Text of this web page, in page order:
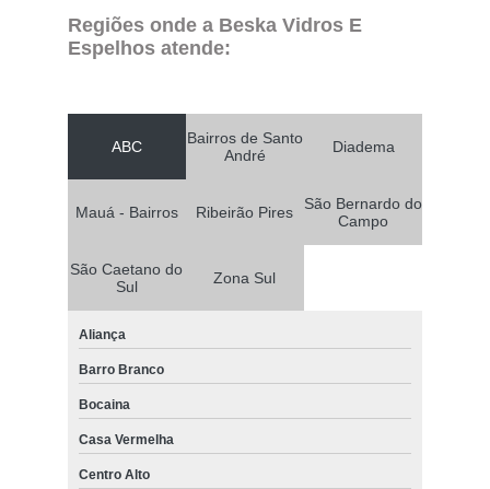
Regiões onde a Beska Vidros E
Espelhos atende:
ABC
Bairros de Santo
André
Diadema
Mauá - Bairros Ribeirão Pires
São Bernardo do
Campo
São Caetano do
Sul
Zona Sul
Aliança
Barro Branco
Bocaina
Casa Vermelha
Centro Alto